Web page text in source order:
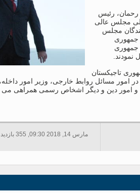
رحمان، رئیس
مجلس عالی
مجلس
جمهوری
جمهوری
تاجیکستان
در امور مسائل روابط خارجی، وزیر امور
و امور دین و دیگر اشخاص رسمی همراهی می
مارس 14, 2018 09:30, 355 بازدید ها